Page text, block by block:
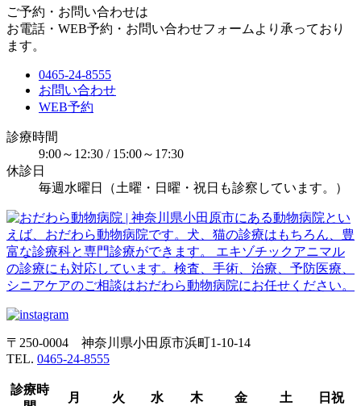
ご予約・お問い合わせは
お電話・WEB予約・お問い合わせフォームより承っており
ます。
0465-24-8555
お問い合わせ
WEB予約
診療時間
9:00～12:30 / 15:00～17:30
休診日
毎週水曜日（土曜・日曜・祝日も診察しています。）
〒250-0004 神奈川県小田原市浜町1-10-14
TEL. 0465-24-8555
診療時
月 火 水 木 金 土 日祝